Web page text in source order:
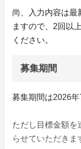
尚、入力内容は最
ますので、2回以
ください。
募集期間
募集期間は2026年
ただし目標金額を
らせていただきま